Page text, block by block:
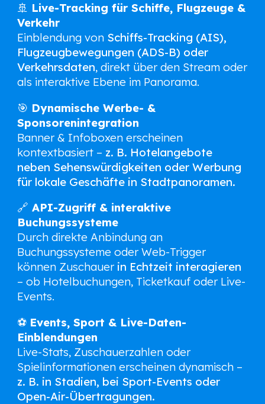
🚢 Live-Tracking für Schiffe, Flugzeuge &
Verkehr
Einblendung von Schiffs-Tracking (AIS),
Flugzeugbewegungen (ADS-B) oder
Verkehrsdaten, direkt über den Stream oder
als interaktive Ebene im Panorama.
🎯 Dynamische Werbe- &
Sponsorenintegration
Banner & Infoboxen erscheinen
kontextbasiert – z. B. Hotelangebote
neben Sehenswürdigkeiten oder Werbung
für lokale Geschäfte in Stadtpanoramen.
🔗 API-Zugriff & interaktive
Buchungssysteme
Durch direkte Anbindung an
Buchungssysteme oder Web-Trigger
können Zuschauer in Echtzeit interagieren
– ob Hotelbuchungen, Ticketkauf oder Live-
Events.
⚽ Events, Sport & Live-Daten-
Einblendungen
Live-Stats, Zuschauerzahlen oder
Spielinformationen erscheinen dynamisch –
z. B. in Stadien, bei Sport-Events oder
Open-Air-Übertragungen.